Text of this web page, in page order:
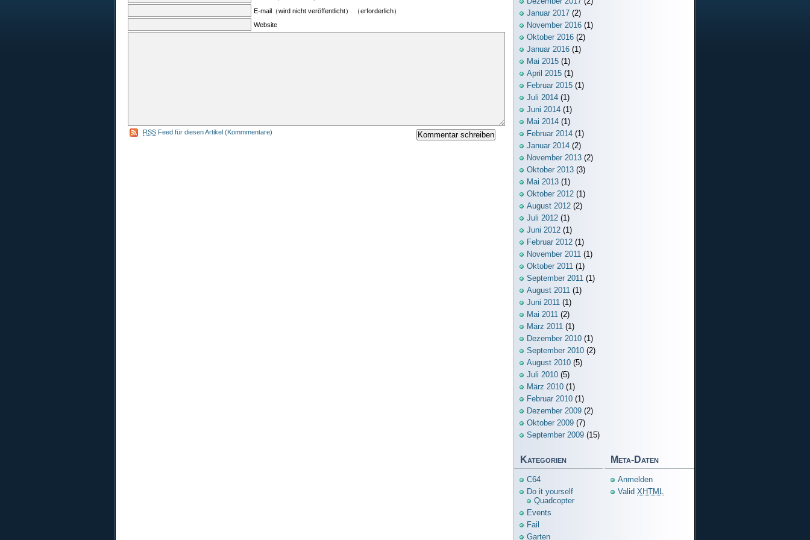
E-mail（wird nicht veröffentlicht） （erforderlich）
Website
RSS Feed für diesen Artikel (Kommmentare)
Januar 2017 (2)
November 2016 (1)
Oktober 2016 (2)
Januar 2016 (1)
Mai 2015 (1)
April 2015 (1)
Februar 2015 (1)
Juli 2014 (1)
Juni 2014 (1)
Mai 2014 (1)
Februar 2014 (1)
Januar 2014 (2)
November 2013 (2)
Oktober 2013 (3)
Mai 2013 (1)
Oktober 2012 (1)
August 2012 (2)
Juli 2012 (1)
Juni 2012 (1)
Februar 2012 (1)
November 2011 (1)
Oktober 2011 (1)
September 2011 (1)
August 2011 (1)
Juni 2011 (1)
Mai 2011 (2)
März 2011 (1)
Dezember 2010 (1)
September 2010 (2)
August 2010 (5)
Juli 2010 (5)
März 2010 (1)
Februar 2010 (1)
Dezember 2009 (2)
Oktober 2009 (7)
September 2009 (15)
Kategorien
C64
Do it yourself
Quadcopter
Events
Fail
Garten
Meta-Daten
Anmelden
Valid XHTML